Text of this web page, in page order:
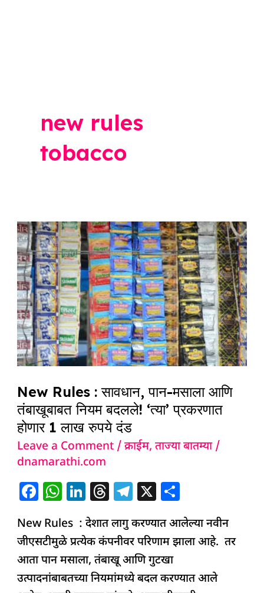
new rules
tobacco
New Rules : सावधान, पान-मसाला आणि
तंबाखूबाबत नियम बदलले! ‘त्या’ प्रकरणात
होणार 1 लाख रुपये दंड
Leave a Comment /क्राईम,ताज्या बातम्या/
dnamarathi.com
F
c
e
b
o
W
at
s
A
p
Li
n
k
e
dI
n
T
re
a
d
s
T
e
g
ra
m
X
h
ar
e
New Rules : देशात लागु करण्यात आलेल्या नवीन
जीएसटीमुळे प्रत्येक कंपनीवर परिणाम झाला आहे. तर
आता पान मसाला, तंबाखू आणि गुटखा
उत्पादनांबाबतच्या नियमांमध्ये बदल करण्यात आले
New
Rules
:
सावधान,
पान-
मसाला
आणि
तंबाखूबाबत
बदलले!
‘त्या’
प्रकरणात
होणार
1
लाख
रुपये
दंड